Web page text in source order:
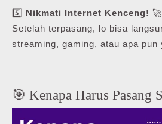
5️⃣ Nikmati Internet Kenceng! 🚀
Setelah terpasang, lo bisa
streaming, gaming, atau apa pun
🎯 Kenapa Harus Pasang